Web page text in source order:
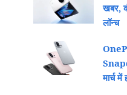
खबर,
लॉन्च
मार्च